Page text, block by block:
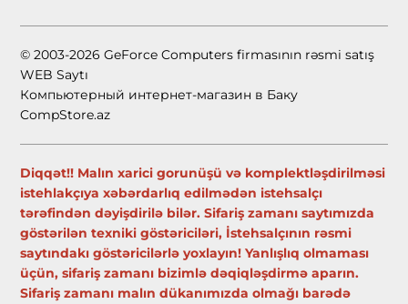
© 2003-2026 GeForce Computers firmasının rəsmi satış
WEB Saytı
Компьютерный интернет-магазин в Баку
CompStore.az
Diqqət!! Malın xarici gorunüşü və komplektləşdirilməsi
istehlakçıya xəbərdarlıq edilmədən istehsalçı
tərəfindən dəyişdirilə bilər. Sifariş zamanı saytımızda
göstərilən texniki göstəriciləri, İstehsalçının rəsmi
saytındakı göstəricilərlə yoxlayın! Yanlışlıq olmaması
üçün, sifariş zamanı bizimlə dəqiqləşdirmə aparın.
Sifariş zamanı malın dükanımızda olmağı barədə